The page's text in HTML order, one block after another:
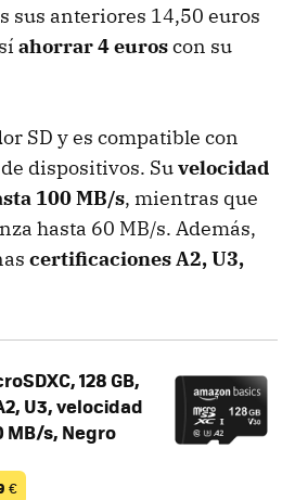
sus anteriores 14,50 euros
ahorrar 4 euroscon su
SD y es compatible con
dispositivos. Suvelocidad
100 MB/s, mientras que
hasta 60 MB/s. Además,
certificaciones A2, U3,
128 GB,
U3, velocidad
MB/s, Negro
€